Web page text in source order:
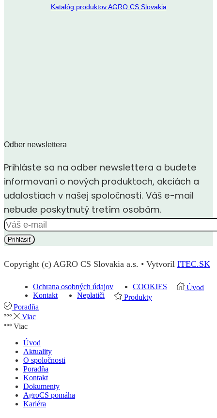
Katalóg produktov AGRO CS Slovakia
Odber newslettera
Prihláste sa na odber newslettera a budete
informovaní o nových produktoch, akciách a
udalostiach v našej spoločnosti. Váš e-mail
nebude poskytnutý tretím osobám.
Copyright (c) AGRO CS Slovakia a.s. • Vytvoril ITEC.SK
Ochrana osobných údajov
COOKIES
Kontakt
Neplatiči
Úvod
Produkty
Poradňa
Viac
Viac
Úvod
Aktuality
O spoločnosti
Poradňa
Kontakt
Dokumenty
AgroCS pomáha
Kariéra